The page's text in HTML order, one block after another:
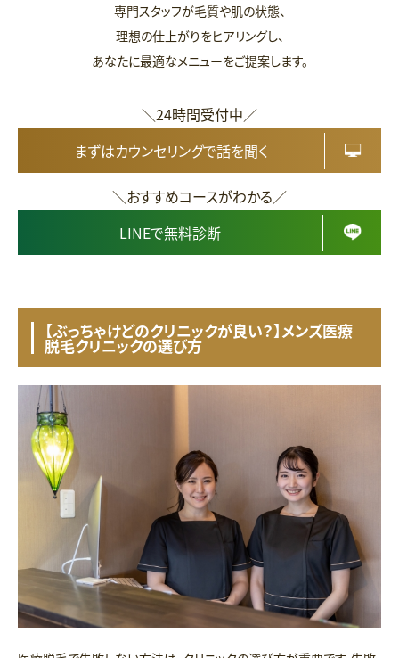
専門スタッフが毛質や肌の状態、
理想の仕上がりをヒアリングし、
あなたに最適なメニューをご提案します。
＼24時間受付中／
まずはカウンセリングで話を聞く
＼おすすめコースがわかる／
LINEで無料診断
【ぶっちゃけどのクリニックが良い？】メンズ医療
脱毛クリニックの選び方